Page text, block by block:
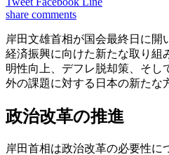
share comments
岸田文雄首相が国会最終日に開
経済振興に向けた新たな取り組
明性向上、デフレ脱却策、そし
外の課題に対する日本の新たな
政治改革の推進
岸田首相は政治改革の必要性に